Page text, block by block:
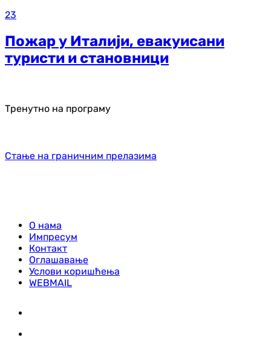
23
Пожар у Италији, евакуисани
туристи и становници
Тренутно на програму
Стање на граничним прелазима
О нама
Импресум
Контакт
Оглашавање
Услови коришћења
WEBMAIL